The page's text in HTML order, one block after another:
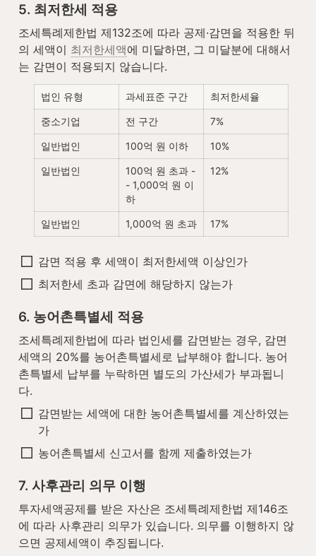
5. 최저한세 적용
조세특례제한법 제132조에 따라 공제·감면을 적용한 뒤
의 세액이 최저한세액에 미달하면, 그 미달분에 대해서
는 감면이 적용되지 않습니다.
법인 유형 과세표준 구간 최저한세율
중소기업 전 구간 7%
일반법인 100억 원 이하 10%
일반법인
100억 원 초과 -
- 1,000억 원 이
하
12%
일반법인 1,000억 원 초과 17%
감면 적용 후 세액이 최저한세액 이상인가
최저한세 초과 감면에 해당하지 않는가
6. 농어촌특별세 적용
조세특례제한법에 따라 법인세를 감면받는 경우, 감면
세액의 20%를 농어촌특별세로 납부해야 합니다. 농어
촌특별세 납부를 누락하면 별도의 가산세가 부과됩니
다.
감면받는 세액에 대한 농어촌특별세를 계산하였는
가
농어촌특별세 신고서를 함께 제출하였는가
7. 사후관리 의무 이행
투자세액공제를 받은 자산은 조세특례제한법 제146조
에 따라 사후관리 의무가 있습니다. 의무를 이행하지 않
으면 공제세액이 추징됩니다.